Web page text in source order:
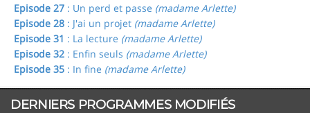
Episode 27 : Un perd et passe (madame Arlette)
Episode 28 : J'ai un projet (madame Arlette)
Episode 31 : La lecture (madame Arlette)
Episode 32 : Enfin seuls (madame Arlette)
Episode 35 : In fine (madame Arlette)
DERNIERS PROGRAMMES MODIFIÉS